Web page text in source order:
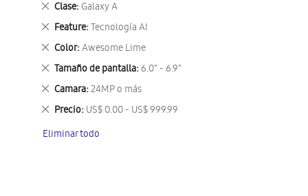
Clase Galaxy A
Eliminar
este
artículo
Feature Tecnología AI
Eliminar
este
artículo
Color Awesome Lime
Eliminar
este
artículo
Tamaño de pantalla 6.0" - 6.9"
Eliminar
este
artículo
Camara 24MP o más
Eliminar
este
artículo
Precio US$ 0.00 - US$ 999.99
Eliminar
artículo
Eliminar todo